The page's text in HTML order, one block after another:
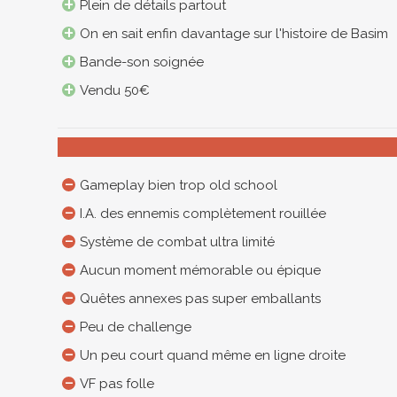
Plein de détails partout
On en sait enfin davantage sur l'histoire de Basim
Bande-son soignée
Vendu 50€
Gameplay bien trop old school
I.A. des ennemis complètement rouillée
Système de combat ultra limité
Aucun moment mémorable ou épique
Quêtes annexes pas super emballants
Peu de challenge
Un peu court quand même en ligne droite
VF pas folle